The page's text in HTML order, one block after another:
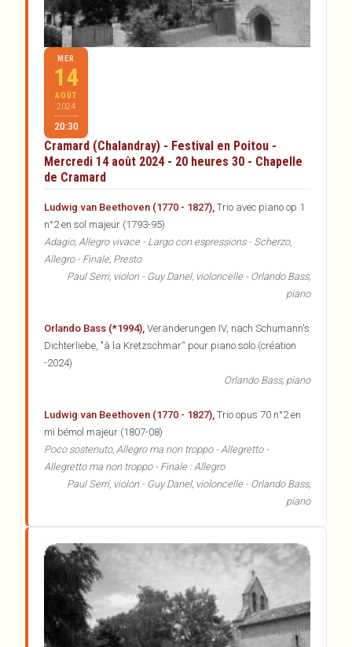
MER
14
AOÛT
2024
20:30
Cramard (Chalandray) - Festival en Poitou -
Mercredi 14 août 2024 - 20 heures 30 - Chapelle
de Cramard
Ludwig van Beethoven (1770 - 1827), Trio avec piano op 1
n°2 en sol majeur (1793-95)
Adagio, Allegro vivace - Largo con espressions - Scherzo,
Allegro - Finale, Presto
Paul Serri, violon - Guy Danel, violoncelle - Orlando Bass,
piano
Orlando Bass (*1994), Veränderungen IV, nach Schumann's
Dichterliebe, "à la Kretzschmar“ pour piano solo (création
-2024)
Orlando Bass, piano
Ludwig van Beethoven (1770 - 1827), Trio opus 70 n°2 en
mi bémol majeur (1807-08)
Poco sostenuto, Allegro ma non troppo - Allegretto -
Allegretto ma non troppo - Finale : Allegro
Paul Serri, violon - Guy Danel, violoncelle - Orlando Bass,
piano